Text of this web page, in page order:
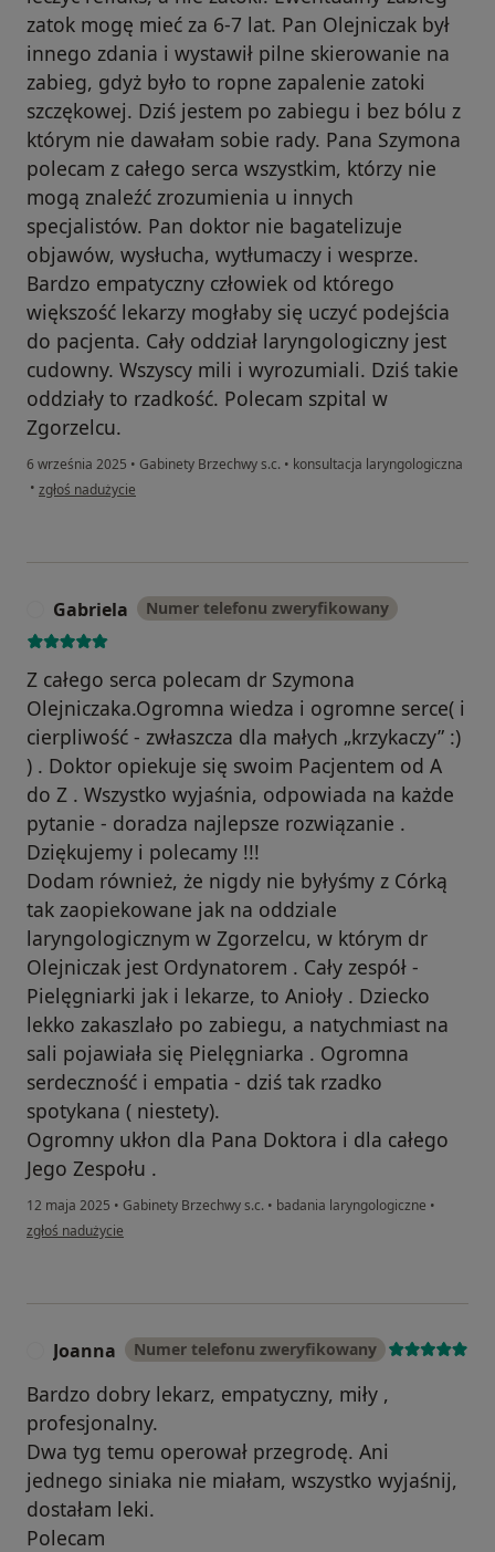
zatok mogę mieć za 6-7 lat. Pan Olejniczak był
innego zdania i wystawił pilne skierowanie na
zabieg, gdyż było to ropne zapalenie zatoki
szczękowej. Dziś jestem po zabiegu i bez bólu z
którym nie dawałam sobie rady. Pana Szymona
polecam z całego serca wszystkim, którzy nie
mogą znaleźć zrozumienia u innych
specjalistów. Pan doktor nie bagatelizuje
objawów, wysłucha, wytłumaczy i wesprze.
Bardzo empatyczny człowiek od którego
większość lekarzy mogłaby się uczyć podejścia
do pacjenta. Cały oddział laryngologiczny jest
cudowny. Wszyscy mili i wyrozumiali. Dziś takie
oddziały to rzadkość. Polecam szpital w
Zgorzelcu.
6 września 2025 • Gabinety Brzechwy s.c. • konsultacja laryngologiczna
• w opinii użytkownika Elżbieta
zgłoś nadużycie
Gabriela Numer telefonu zweryfikowany
Z całego serca polecam dr Szymona
Olejniczaka.Ogromna wiedza i ogromne serce( i
cierpliwość - zwłaszcza dla małych „krzykaczy” :)
) . Doktor opiekuje się swoim Pacjentem od A
do Z . Wszystko wyjaśnia, odpowiada na każde
pytanie - doradza najlepsze rozwiązanie .
Dziękujemy i polecamy !!!
Dodam również, że nigdy nie byłyśmy z Córką
tak zaopiekowane jak na oddziale
laryngologicznym w Zgorzelcu, w którym dr
Olejniczak jest Ordynatorem . Cały zespół -
Pielęgniarki jak i lekarze, to Anioły . Dziecko
lekko zakaszlało po zabiegu, a natychmiast na
sali pojawiała się Pielęgniarka . Ogromna
serdeczność i empatia - dziś tak rzadko
spotykana ( niestety).
Ogromny ukłon dla Pana Doktora i dla całego
Jego Zespołu .
12 maja 2025 • Gabinety Brzechwy s.c. • badania laryngologiczne •
w opinii użytkownika Gabriela
zgłoś nadużycie
Joanna Numer telefonu zweryfikowany
Bardzo dobry lekarz, empatyczny, miły ,
profesjonalny.
Dwa tyg temu operował przegrodę. Ani
jednego siniaka nie miałam, wszystko wyjaśnij,
dostałam leki.
Polecam